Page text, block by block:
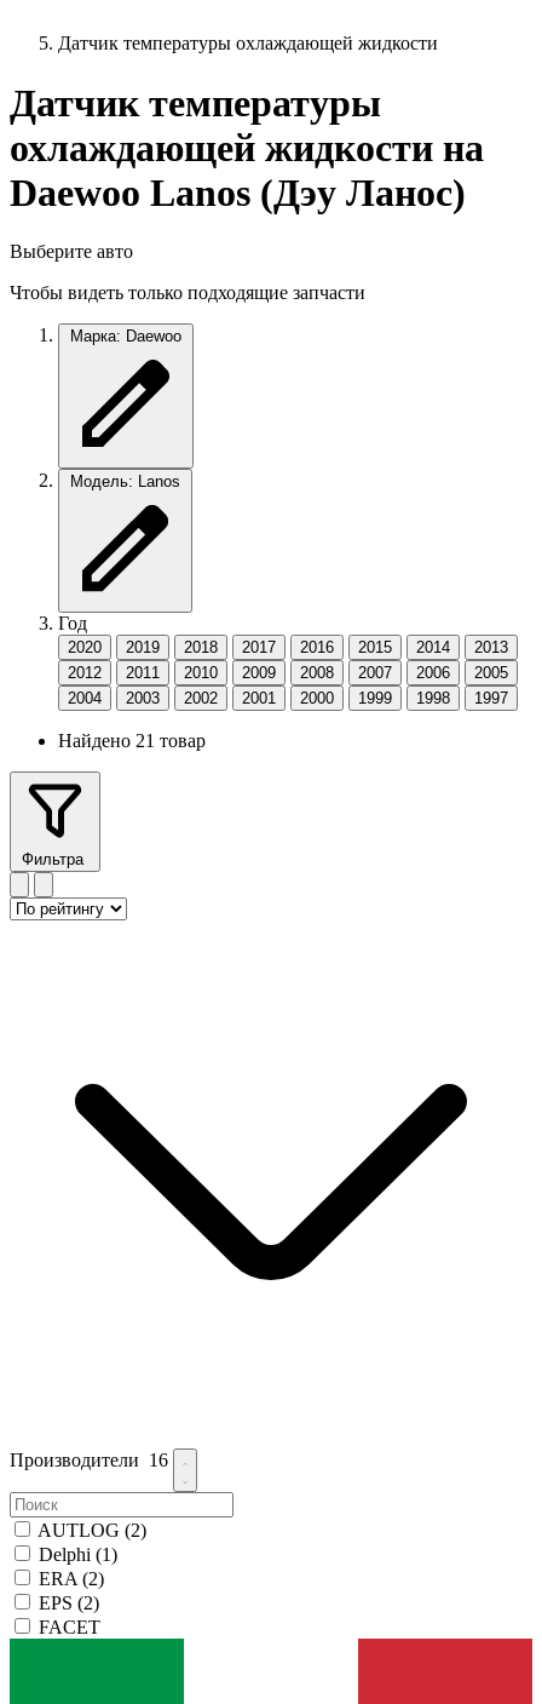
Датчик температуры охлаждающей жидкости
Датчик температуры
охлаждающей жидкости на
Daewoo Lanos (Дэу Ланос)
Выберите авто
Чтобы видеть только подходящие запчасти
Марка: Daewoo
Модель: Lanos
Год
2020 2019 2018 2017 2016 2015 2014
2013
2012
2011 2010 2009 2008 2007 2006
2005
2004
2003 2002 2001 2000 1999 1998 1997
Найдено 21 товар
Фильтра
Производители 16
AUTLOG (2)
Delphi (1)
ERA (2)
EPS (2)
FACET